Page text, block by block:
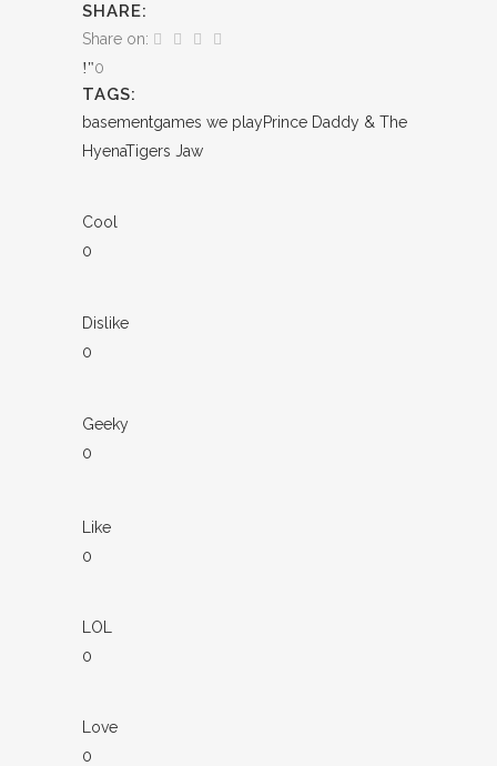
SHARE:
Share on:
0
TAGS:
basementgames we playPrince Daddy & The
HyenaTigers Jaw
Cool
0
Dislike
0
Geeky
0
Like
0
LOL
0
Love
0